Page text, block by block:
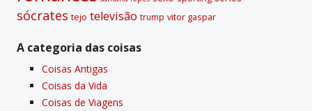
sócrates tejo televisão trump vitor gaspar
A categoria das coisas
Coisas Antigas
Coisas da Vida
Coisas de Viagens